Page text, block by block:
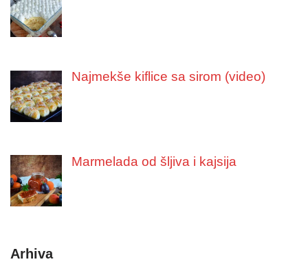
Najmekše kiflice sa sirom (video)
Marmelada od šljiva i kajsija
Arhiva